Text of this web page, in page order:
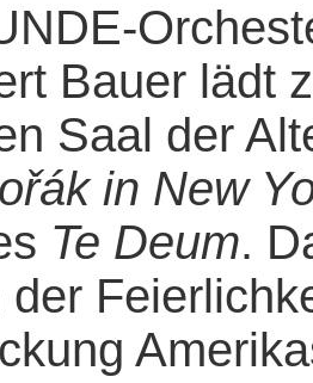
Bauer lädt
Saal der
in New
Te Deum.